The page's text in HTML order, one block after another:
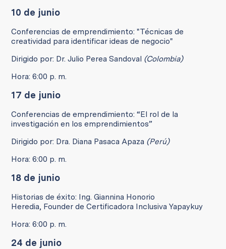
10 de junio
Conferencias de emprendimiento: "Técnicas de
creatividad para identificar ideas de negocio"
Dirigido por: Dr. Julio Perea Sandoval (Colombia)
Hora: 6:00 p. m.
17 de junio
Conferencias de emprendimiento: “El rol de la
investigación en los emprendimientos”
Dirigido por: Dra. Diana Pasaca Apaza (Perú)
Hora: 6:00 p. m.
18 de junio
Historias de éxito: Ing. Giannina Honorio
Heredia, Founder de Certificadora Inclusiva Yapaykuy
Hora: 6:00 p. m.
24 de junio